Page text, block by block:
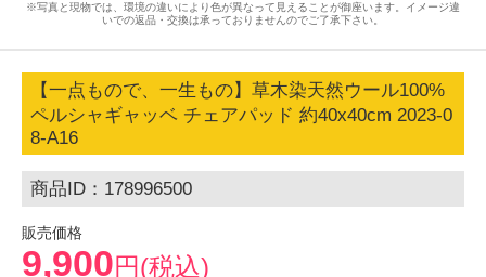
※写真と現物では、環境の違いにより色が異なって見えることが御座います。イメージ違
いでの返品・交換は承っておりませんのでご了承下さい。
【一点もので、一生もの】草木染天然ウール100%
ペルシャギャッベ チェアパッド 約40x40cm 2023-0
8-A16
商品ID：178996500
販売価格
9,900円(税込)